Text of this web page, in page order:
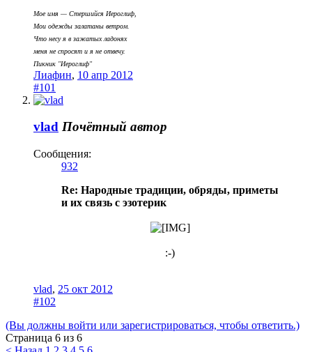
Мое имя — Стеpшийся Иеpоглиф,
Мои одежды залатаны ветpом.
Что несy я в зажатых ладонях
меня не спpосят и я не отвечy.
Пикник "Иероглиф"
Лиафин, 10 апр 2012
#101
vlad Почётный автор
Сообщения:
932
Re: Народные традиции, обряды, приметы
и их связь с эзотерик
:-)​
vlad, 25 окт 2012
#102
(Вы должны войти или зарегистрироваться, чтобы ответить.)
Страница 6 из 6